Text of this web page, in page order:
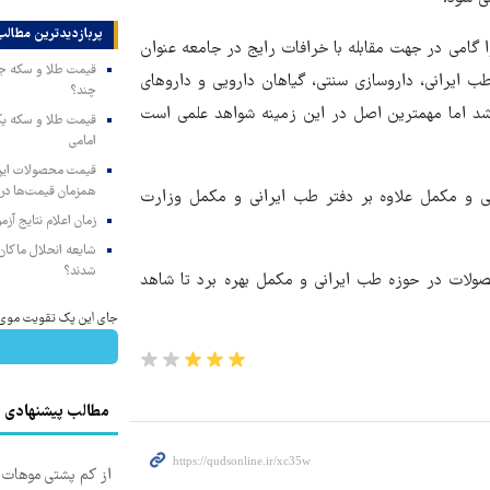
در جهت مقابله با خرافات رایج در جامعه عنوان
داروسازی سنتی، گیاهان دارویی و داروهای
اما مهمترین اصل در این زمینه شواهد علمی است
و مکمل علاوه بر دفتر طب ایرانی و مکمل وزارت
در حوزه طب ایرانی و مکمل بهره برد تا شاهد
پربازدیدترین‌
چند؟
امامی
همزمان قیمت‌ها در
زمان اعلام نتایج
شایعه انحلال
شدند؟
جای این پک تقویت موی
مطالب پیشنهادی
از کم پشتی موهات